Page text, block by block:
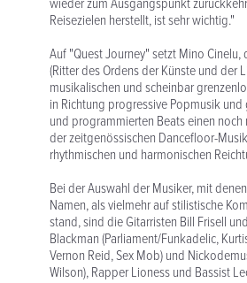
wieder zum Ausgangspunkt
Reisezielen herstellt, ist sehr wichtig."
Auf "Quest Journey" setzt Mino
(Ritter des Ordens der Künste und der
musikalischen und scheinbar
in Richtung progressive Popmusik
und programmierten Beats einen
der zeitgenössischen Dancefloor-
rhythmischen und harmonischen
Bei der Auswahl der Musiker, mit
Namen, als vielmehr auf stilistische
stand, sind die Gitarristen Bill Frisell
Blackman (Parliament/Funkadelic,
Vernon Reid, Sex Mob) und
Wilson), Rapper Lioness und Bassist